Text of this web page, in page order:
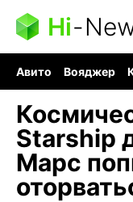
Hi-
Авито Вояджер
Starship
Марс